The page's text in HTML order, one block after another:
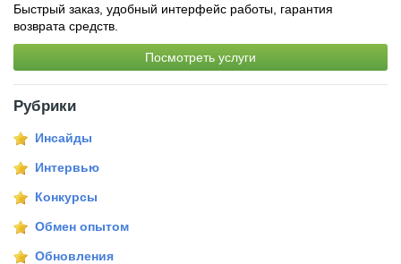
Быстрый заказ, удобный интерфейс работы, гарантия
возврата средств.
Посмотреть услуги
Рубрики
Инсайды
Интервью
Конкурсы
Обмен опытом
Обновления